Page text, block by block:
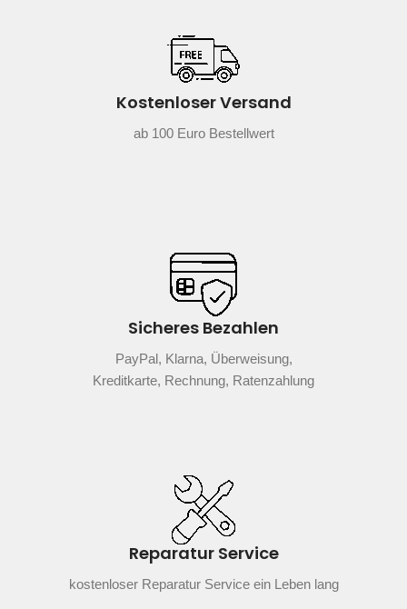
Kostenloser Versand
ab 100 Euro Bestellwert
Sicheres Bezahlen
PayPal, Klarna, Überweisung,
Kreditkarte, Rechnung, Ratenzahlung
Reparatur Service
kostenloser Reparatur Service ein Leben lang